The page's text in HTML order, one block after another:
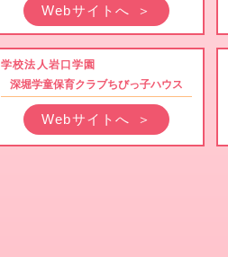
Webサイトへ ＞
学校法人岩口学園
深堀学童保育クラブちびっ子ハウス
Webサイトへ ＞